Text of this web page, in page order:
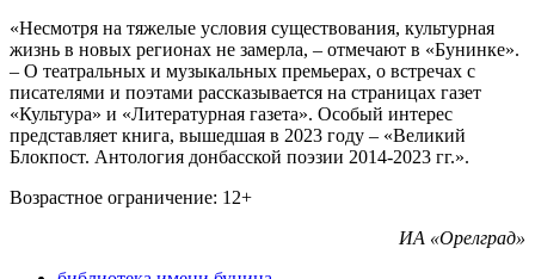
«Несмотря на тяжелые условия существования, культурная
жизнь в новых регионах не замерла, – отмечают в «Бунинке».
– О театральных и музыкальных премьерах, о встречах с
писателями и поэтами рассказывается на страницах газет
«Культура» и «Литературная газета». Особый интерес
представляет книга, вышедшая в 2023 году – «Великий
Блокпост. Антология донбасской поэзии 2014-2023 гг.».
Возрастное ограничение: 12+
ИА «Орелград»